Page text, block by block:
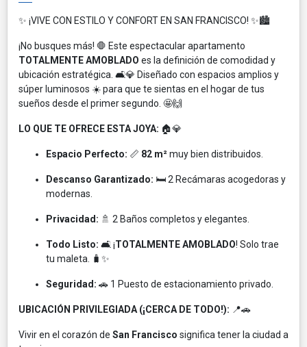
✨ ¡VIVE CON ESTILO Y CONFORT EN SAN FRANCISCO! ✨🏙️
¡No busques más! 🛑 Este espectacular apartamento
TOTALMENTE AMOBLADO es la definición de comodidad y
ubicación estratégica. 🛋️💎 Diseñado con espacios amplios y
súper luminosos ☀️ para que te sientas en el hogar de tus
sueños desde el primer segundo. 🤩🙌
LO QUE TE OFRECE ESTA JOYA: 🏠💎
Espacio Perfecto: 📏 82 m²muy bien distribuidos.
Descanso Garantizado: 🛏️ 2 Recámaras acogedoras y
modernas.
Privacidad: 🚿 2 Baños completos y elegantes.
Todo Listo: 🛋️ ¡TOTALMENTE AMOBLADO! Solo trae
tu maleta. 🧳✨
Seguridad: 🚗 1 Puesto de estacionamiento privado.
UBICACIÓN PRIVILEGIADA (¡CERCA DE TODO!): 📍🚗
Vivir en el corazón de San Francisco significa tener la ciudad a